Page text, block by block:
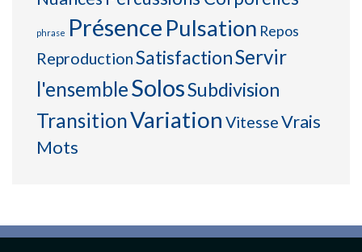
phrase Présence Pulsation Repos
ReproductionSatisfactionServir
l'ensembleSolosSubdivision
TransitionVariation VitesseVrais
Mots